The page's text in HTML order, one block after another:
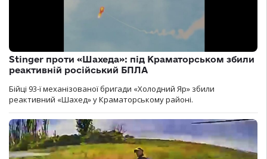
Stinger проти «Шахеда»: під Краматорськом збили
реактивній російський БПЛА
Бійці 93-ї механізованої бригади «Холодний Яр» збили
реактивний «Шахед» у Краматорському районі.